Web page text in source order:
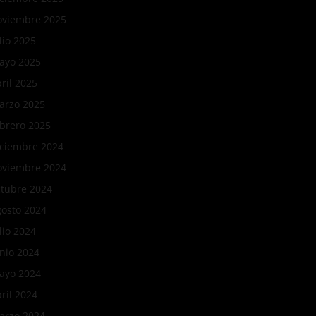
2025
2025
2025
2025
2025
2025
2024
2024
2024
2024
2024
2024
2024
2024